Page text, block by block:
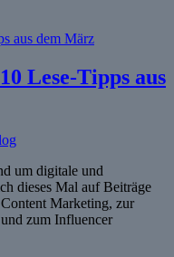
Lese-Tipps aus
um digitale und
dieses Mal auf Beiträge
Marketing, zur
zum Influencer